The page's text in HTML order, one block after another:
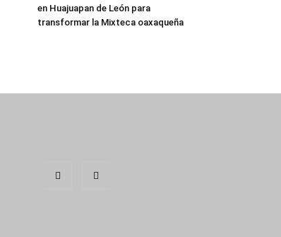
en Huajuapan de León para
transformar la Mixteca oaxaqueña